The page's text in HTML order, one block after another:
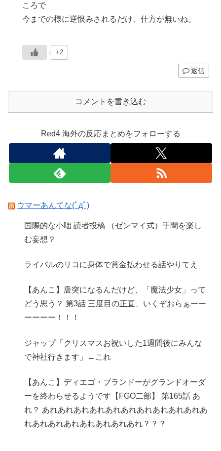
ころで
今までの様に逆恨みされるだけ、仕方が無いね。
+2
返信
コメントを書き込む
Red4 海外の反応まとめをフォローする
ウマーあんてな(ﾟдﾟ)
国際的な小咄 読者投稿 （ゼンマイ式）手間を楽し
む妄想？
ライバルのリコに身体で賞金払わせる話やりてえ
【あんこ】唐突になるんだけど、「魔法少女」って
どう思う？ 第3話 三度目の正直、いくぞおらぁーー
ーーーー！！！
ジャップ「クリスマスお祝いした1週間後にみんな
で神社行きます」←これ
【あんこ】ディエゴ・ブランドーがグランドオーダ
ーを終わらせるようです【FGO二部】 第165話 あ
れ？ あれあれあれあれあれあれあれあれあれあれあ
れあれあれあれあれあれあれあれ？？？